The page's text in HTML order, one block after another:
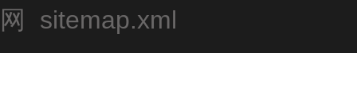
网
sitemap.xml